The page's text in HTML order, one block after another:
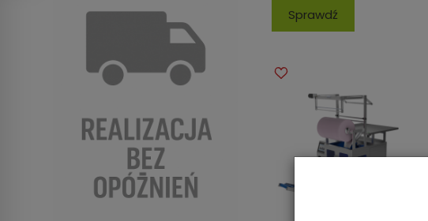
Sprawdź